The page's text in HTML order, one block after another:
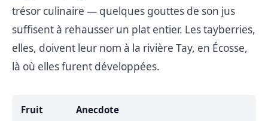
trésor culinaire — quelques gouttes de son jus
suffisent à rehausser un plat entier. Les tayberries,
elles, doivent leur nom à la rivière Tay, en Écosse,
là où elles furent développées.
Fruit Anecdote